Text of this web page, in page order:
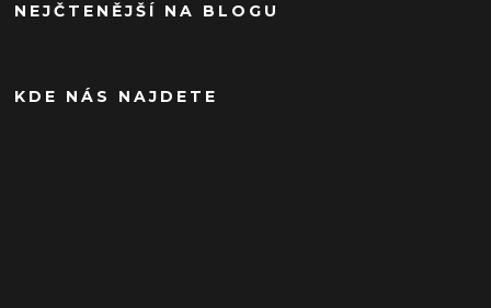
NEJČTENĚJŠÍ NA BLOGU
KDE NÁS NAJDETE